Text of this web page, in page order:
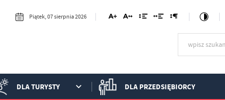
Piątek, 07 sierpnia 2026
DLA TURYSTY DLA PRZEDSIĘBIORCY